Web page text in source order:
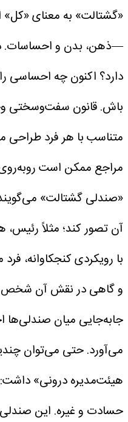
«گشتالت» به معنای «کل»
—ذهن، بدن و احساسات.
دارد؟ اکنون چه احساسی
باش. قانون سفت‌وسختی
متناسب با هر فرد طراحی
مراجع ممکن است
«صندلی گشتالت»
آن تصور کند؛ مثلاً رئیس،
با رویکردی کنجکاوانه،
و گاهی در نقش آن شخص
جابه‌جایی میان صندلی‌ها
می‌آورد. حتی می‌توان
هیئت‌مدیره درونی»
حسادت و غیره. این